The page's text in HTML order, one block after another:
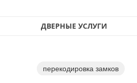
ДВЕРНЫЕ УСЛУГИ
перекодировка замков